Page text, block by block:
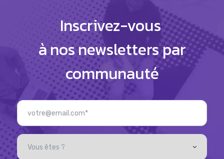
Inscrivez-vous
à nos newsletters par
communauté